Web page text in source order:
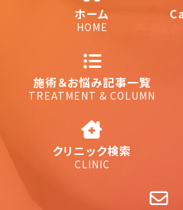
ホーム
HOME
施術＆お悩み記事一覧
TREATMENT & COLUMN
クリニック検索
CLINIC